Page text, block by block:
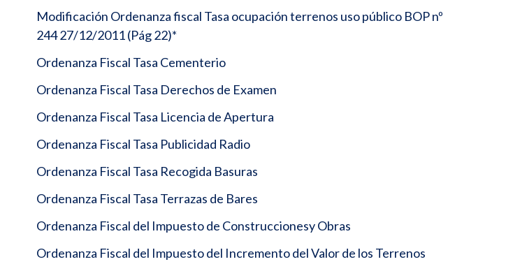
Modificación Ordenanza fiscal Tasa ocupación terrenos uso público BOP nº
244 27/12/2011 (Pág 22)*
Ordenanza Fiscal Tasa Cementerio
Ordenanza Fiscal Tasa Derechos de Examen
Ordenanza Fiscal Tasa Licencia de Apertura
Ordenanza Fiscal Tasa Publicidad Radio
Ordenanza Fiscal Tasa Recogida Basuras
Ordenanza Fiscal Tasa Terrazas de Bares
Ordenanza Fiscal del Impuesto de Construccionesy Obras
Ordenanza Fiscal del Impuesto del Incremento del Valor de los Terrenos